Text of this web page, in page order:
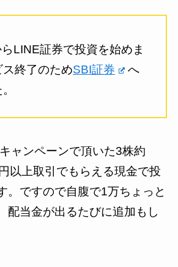
LINE証券で投資を始めま
ス終了のためSBI証券
へ
ャンペーンで頂いた3株約
以上取引でもらえる現金で投
。ですので自腹で1万ちょっと
配当金が出るたびに追加もし